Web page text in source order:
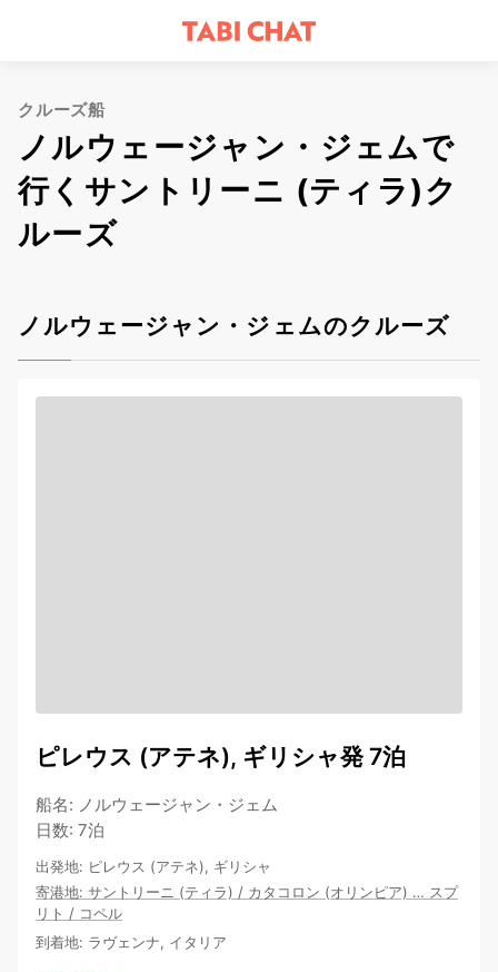
クルーズ船
ノルウェージャン・ジェムで
行くサントリーニ (ティラ)ク
ルーズ
ノルウェージャン・ジェムのクルーズ
ピレウス (アテネ), ギリシャ発 7泊
船名: ノルウェージャン・ジェム
日数: 7泊
出発地: ピレウス (アテネ), ギリシャ
寄港地: サントリーニ (ティラ) / カタコロン (オリンピア) … スプ
リト / コペル
到着地: ラヴェンナ, イタリア